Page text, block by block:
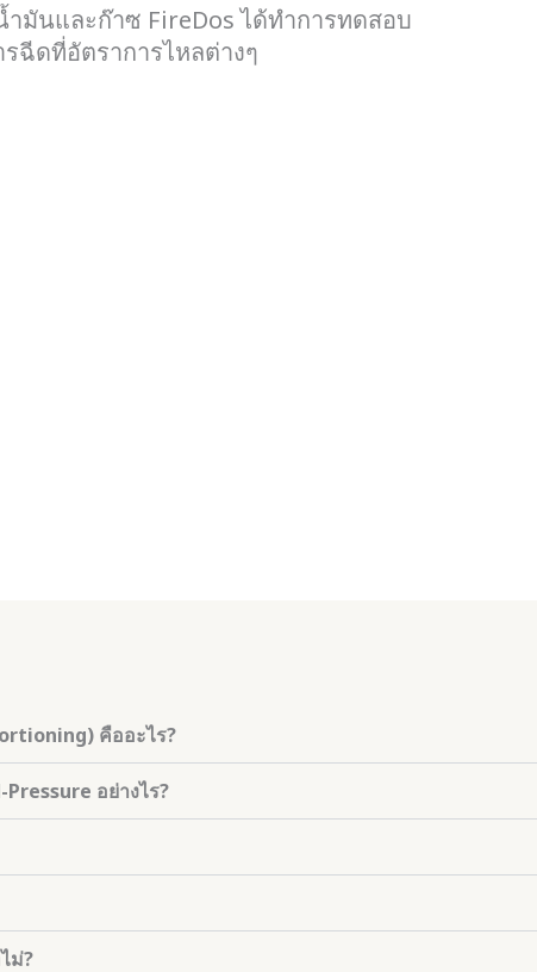
มันและก๊าซ FireDos ได้ทำการทดสอบ
ฉีดที่อัตราการไหลต่างๆ
คืออะไร?
อย่างไร?
ม่?